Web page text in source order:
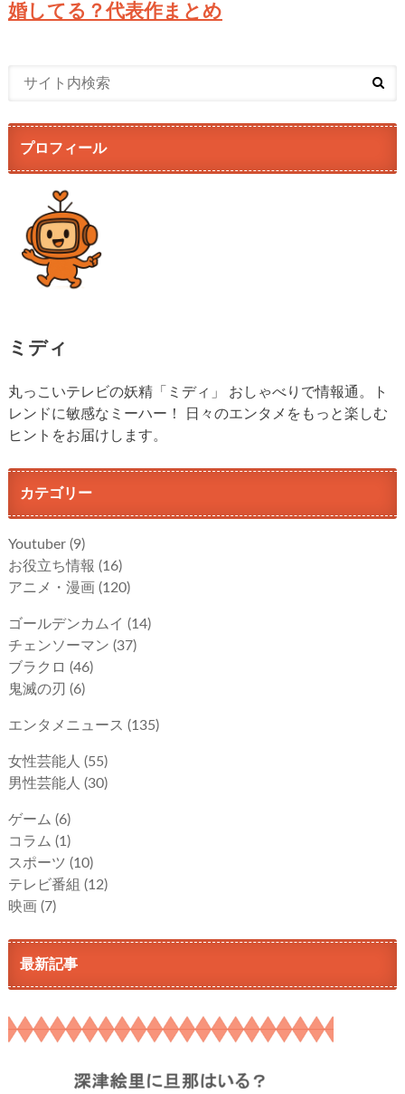
婚してる？代表作まとめ
プロフィール
ミディ
丸っこいテレビの妖精「ミディ」 おしゃべりで情報通。ト
レンドに敏感なミーハー！ 日々のエンタメをもっと楽しむ
ヒントをお届けします。
カテゴリー
Youtuber (9)
お役立ち情報 (16)
アニメ・漫画 (120)
ゴールデンカムイ (14)
チェンソーマン (37)
ブラクロ (46)
鬼滅の刃 (6)
エンタメニュース (135)
女性芸能人 (55)
男性芸能人 (30)
ゲーム (6)
コラム (1)
スポーツ (10)
テレビ番組 (12)
映画 (7)
最新記事